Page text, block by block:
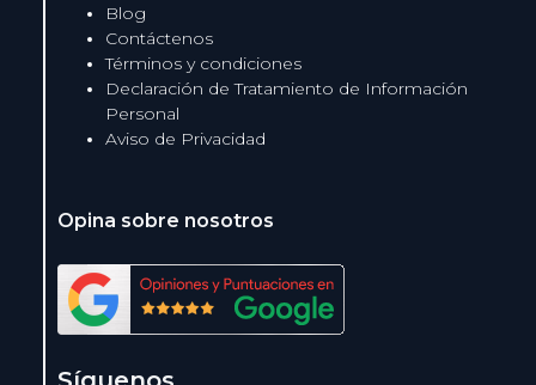
Blog
Contáctenos
Términos y condiciones
Declaración de Tratamiento de Información
Personal
Aviso de Privacidad
Opina sobre nosotros